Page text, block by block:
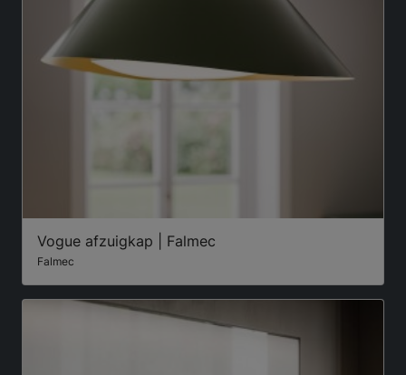
Vogue afzuigkap | Falmec
Falmec